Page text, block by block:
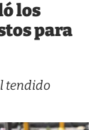
los
para
tendido